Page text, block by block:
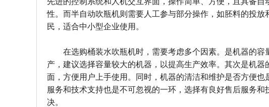
性。而半自动吹瓶机则需要人工参与部分操作，如胚料的投
民，适合中小型企业使用。
在选购桶装水吹瓶机时，需要考虑多个因素。是机器的
产，建议选择容量较大的机器，以提高生产效率。其次是机
面，方便用户上手使用。同时，机器的清洁和维护是否方便
服务和技术支持也是不可忽视的一环，选择有良好售后服务
决。